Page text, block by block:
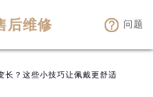
后维修 问题
长？这些小技巧让佩戴更舒适